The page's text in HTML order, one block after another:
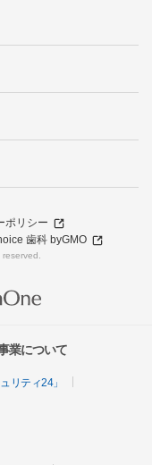
ポリシー
歯科 byGMO
業について
リティ24」